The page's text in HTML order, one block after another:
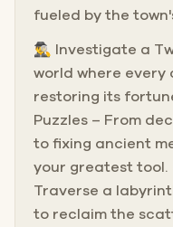
fueled by the
🕵️‍♂️ Investigate a
world where every
restoring its
Puzzles – From
to fixing ancient
your greatest tool.
Traverse a
to reclaim the